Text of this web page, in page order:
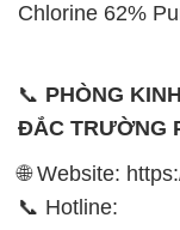
Chlorine 62%
📞 PHÒNG
ĐẮC TRƯỜNG
🌐 Website:
📞 Hotline: